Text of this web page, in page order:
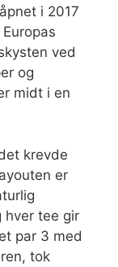
i 2017
ved
og
midt i en
krevde
er
hver tee gir
par 3 med
tok